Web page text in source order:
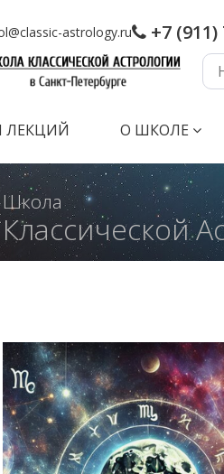
astrology.ru +7
ЛЕКЦИЙ О ШКОЛЕ
Школа
Классической